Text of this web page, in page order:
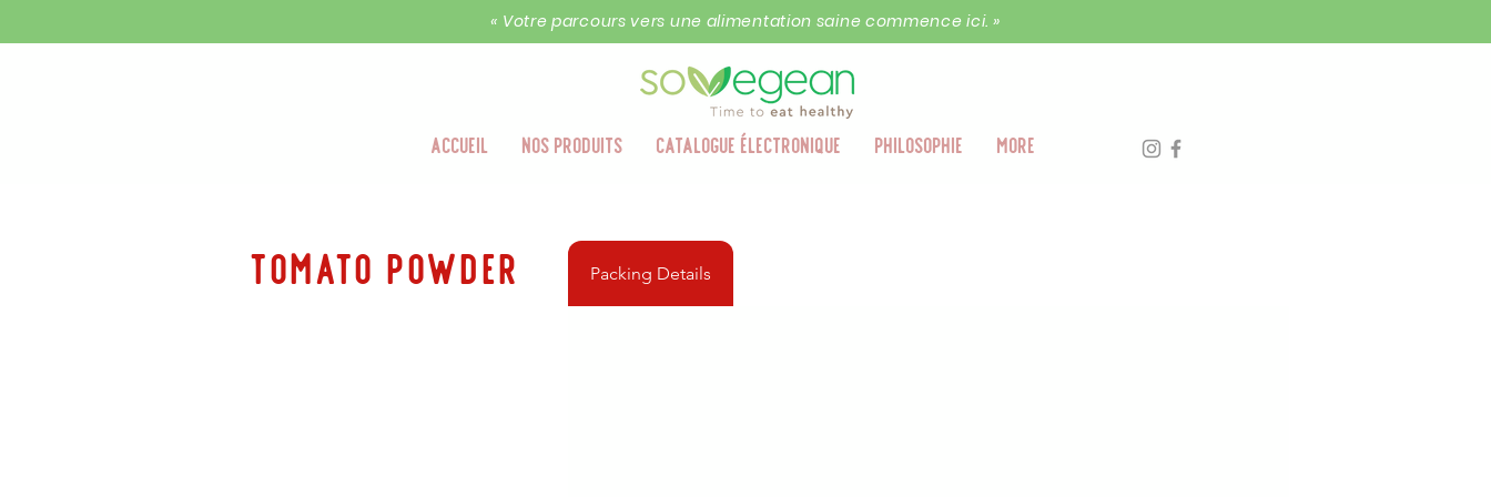
« Votre parcours vers une alimentation saine commence ici. »
Accueil Nos produits Catalogue électronique Philosophie More
tomato Powder Packing Details